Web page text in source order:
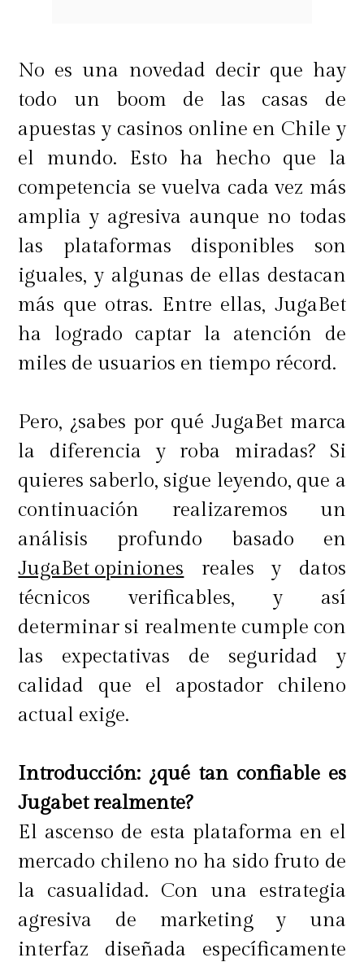
No es raro encontrar notebooks de
gama alta a precios de gama media,
haciendo que esta opción sea muy
atractiva.
¿Qué considerar antes de comprar
una notebook reacondicionada?
Al elegir una notebook
reacondicionada, es crucial verificar
ciertos aspectos para asegurarse de
estar haciendo una compra segura.
Uno de los puntos más importantes
es la garantía: siempre es
recomendable optar por equipos que
ofrezcan al menos seis meses de
garantía oficial.
También es clave revisar la política
de devoluciones, por si el equipo no
cumple con las expectativas.
Finalmente, chequear las
especificaciones técnicas para
asegurarse de que el dispositivo
cumple con los requisitos para el
uso que se le dará es fundamental.
¿Son realmente una buena opción?
No es una novedad decir que hay
todo un boom de las casas de
apuestas y casinos online en Chile y
el mundo. Esto ha hecho que la
competencia se vuelva cada vez más
amplia y agresiva aunque no todas
las plataformas disponibles son
iguales, y algunas de ellas destacan
más que otras. Entre ellas, JugaBet
ha logrado captar la atención de
miles de usuarios en tiempo récord.
Pero, ¿sabes por qué JugaBet marca
la diferencia y roba miradas? Si
quieres saberlo, sigue leyendo, que a
continuación realizaremos un
análisis profundo basado en
JugaBet opiniones reales y datos
técnicos verificables, y así
determinar si realmente cumple con
las expectativas de seguridad y
calidad que el apostador chileno
actual exige.
Introducción: ¿qué tan confiable es
Jugabet realmente?
El ascenso de esta plataforma en el
mercado chileno no ha sido fruto de
la casualidad. Con una estrategia
agresiva de marketing y una
interfaz diseñada específicamente